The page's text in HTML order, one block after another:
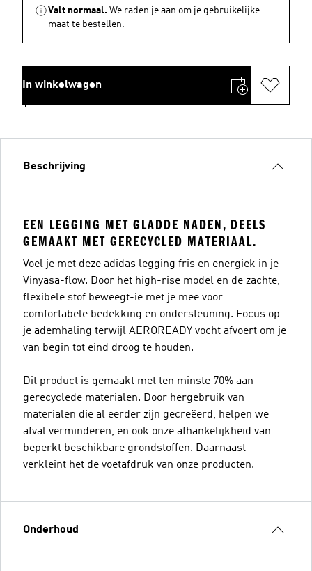
Valt normaal. We raden je aan om je gebruikelijke
maat te bestellen.
In winkelwagen
Beschrijving
EEN LEGGING MET GLADDE NADEN, DEELS
GEMAAKT MET GERECYCLED MATERIAAL.
Voel je met deze adidas legging fris en energiek in je
Vinyasa-flow. Door het high-rise model en de zachte,
flexibele stof beweegt-ie met je mee voor
comfortabele bedekking en ondersteuning. Focus op
je ademhaling terwijl AEROREADY vocht afvoert om je
van begin tot eind droog te houden.
Dit product is gemaakt met ten minste 70% aan
gerecyclede materialen. Door hergebruik van
materialen die al eerder zijn gecreëerd, helpen we
afval verminderen, en ook onze afhankelijkheid van
beperkt beschikbare grondstoffen. Daarnaast
verkleint het de voetafdruk van onze producten.
Onderhoud